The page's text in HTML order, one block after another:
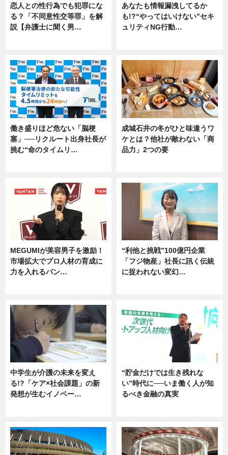
恋人との性行為でも犯罪にな
る？「不同意性交等罪」を解
説【弁護士に聞く男…
あなたも情報漏洩してるか
も!?“やってはいけない”セキ
ュリティNG行動…
働き盛りほど危ない「脳梗
塞」──リクルート出身社長が
挑む“命のタイムリ…
成城石井の冬がひと味違うワ
ケとは？他社が敵わない「商
品力」2つの要
MEGUMIが美容男子を激励！
市場拡大でプロ人材の育成に
力を入れるバン…
“利他と挑戦”100億円企業
「フジ物産」社長に訊く伝統
に捉われない変幻…
中学生が介護の未来を変え
る!?「ケア×社会課題」の新
発想が生むイノベー…
“貯金だけでは生き残れな
い”時代に──いま働く人が知
るべき金融の真実